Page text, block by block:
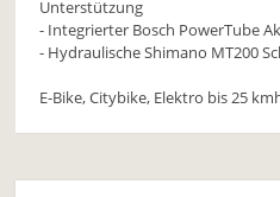
Unterstützung
- Integrierter Bosch PowerTube
- Hydraulische Shimano MT200
E-Bike, Citybike, Elektro bis 25